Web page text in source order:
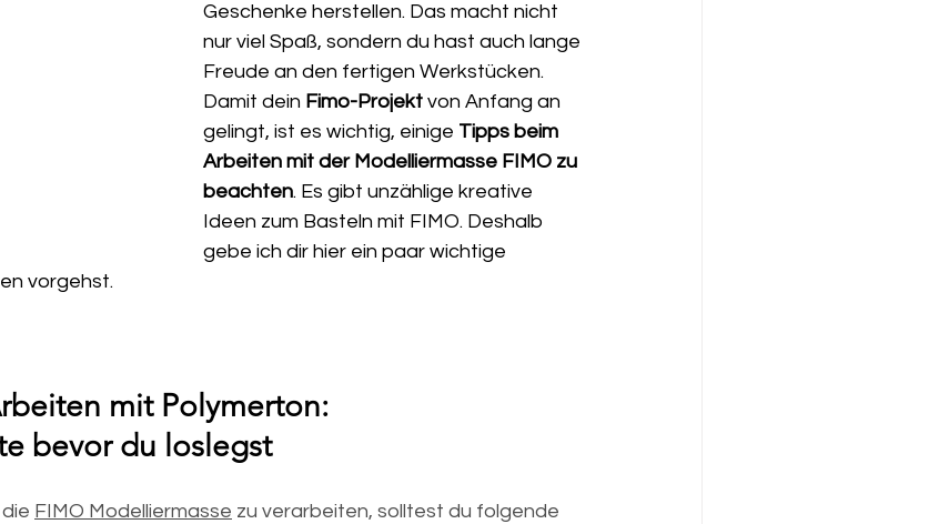
Geschenke herstellen. Das macht nicht
nur viel Spaß, sondern du hast auch lange
Freude an den fertigen Werkstücken.
Damit dein Fimo-Projekt von Anfang an
gelingt, ist es wichtig, einige Tipps beim
Arbeiten mit der Modelliermasse FIMO zu
beachten. Es gibt unzählige kreative
Ideen zum Basteln mit FIMO. Deshalb
gebe ich dir hier ein paar wichtige
vorgehst.
mit Polymerton:
bevor du loslegst
FIMO Modelliermasse zu verarbeiten, solltest du folgende